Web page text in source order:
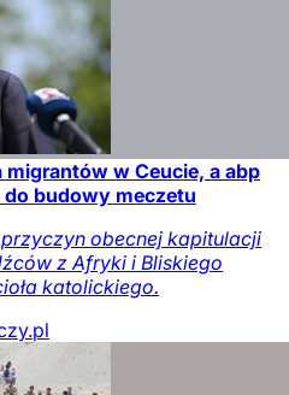
migrantów w Ceucie, a abp
budowy meczetu
obecnej kapitulacji
z Afryki i Bliskiego
katolickiego.